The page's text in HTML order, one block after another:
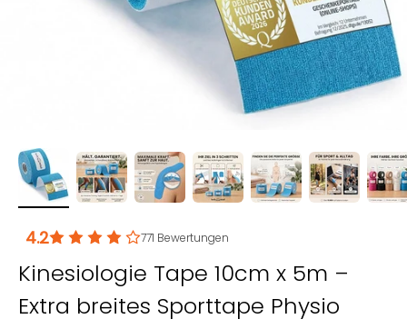
4.2 771 Bewertungen
Kinesiologie Tape 10cm x 5m –
Extra breites Sporttape Physio